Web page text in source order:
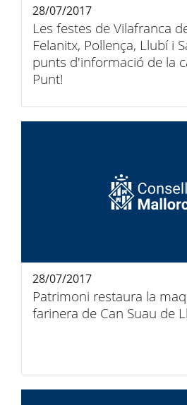
Les festes de Vilafranca
Felanitx, Pollença, Llubí i
punts d'informació de la
Punt!
28/07/2017
Patrimoni restaura la
farinera de Can Suau de
28/07/2017